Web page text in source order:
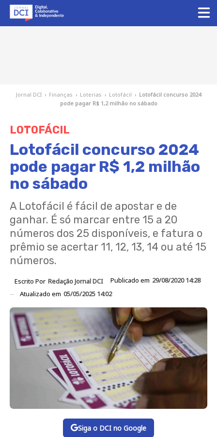
Jornal DCI › Finanças › Loterias › Lotofácil › Lotofácil concurso 2024
pode pagar R$ 1,2 milhão no sábado
LOTOFÁCIL
Lotofácil concurso 2024
pode pagar R$ 1,2 milhão
no sábado
A Lotofácil é fácil de apostar e de
ganhar. É só marcar entre 15 a 20
números dos 25 disponíveis, e fatura o
prêmio se acertar 11, 12, 13, 14 ou até 15
números.
Escrito Por Redação Jornal DCI Publicado em 29/08/2020 14:28
Atualizado em 05/05/2025 14:02
Siga o DCI no Google